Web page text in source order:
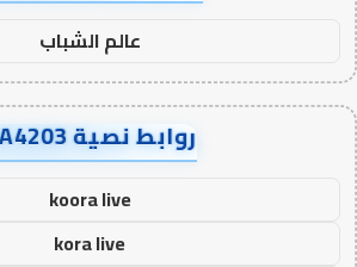
عالم الشباب
روابط نصية AA4203
koora live
kora live